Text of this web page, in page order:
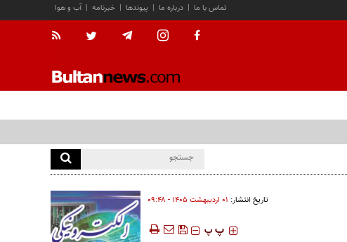
آب و هوا | خبرنامه | پیوندها | درباره ما | تماس با ما
تاریخ انتشار: ۰۱ ارديبهشت ۱۴۰۵ - ۰۹:۴۸
‍‍‍ پ پ